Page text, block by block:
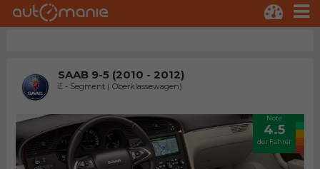
SAAB 9-5 (2010 - 2012)
E - Segment ( Oberklassewagen)
Note
4.5
der Fahrer